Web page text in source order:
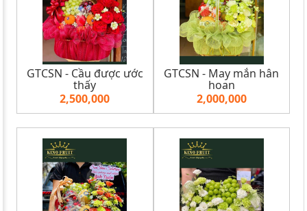
GTCSN - Cầu được ước
thấy
2,500,000
GTCSN - May mắn hân
hoan
2,000,000